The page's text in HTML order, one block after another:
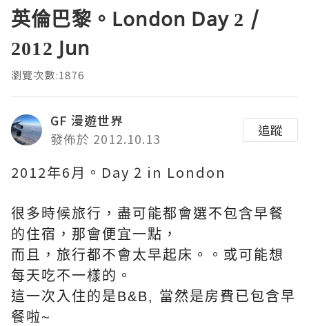
英倫巴黎。London Day 2 /
2012 Jun
瀏覽次數:1876
GF 漫遊世界
發佈於 2012.10.13
追蹤
2012年6月。Day 2 in London
很多時候旅行，盡可能都會選不包含早餐
的住宿，那會便宜一點，
而且，旅行都不會太早起床。。或可能想
每天吃不一樣的。
這一次入住的是B&B, 當然是房費已包含早
餐啦~